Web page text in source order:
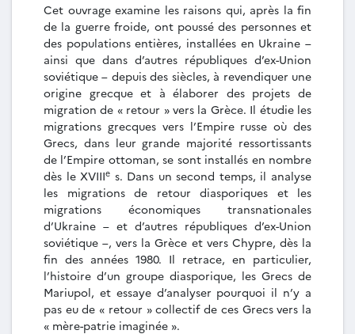
Cet ouvrage examine les raisons qui, après la fin
de la guerre froide, ont poussé des personnes et
des populations entières, installées en Ukraine –
ainsi que dans d’autres républiques d’ex-Union
soviétique – depuis des siècles, à revendiquer une
origine grecque et à élaborer des projets de
migration de « retour » vers la Grèce. Il étudie les
migrations grecques vers l’Empire russe où des
Grecs, dans leur grande majorité ressortissants
de l’Empire ottoman, se sont installés en nombre
dès le XVIIIe s. Dans un second temps, il analyse
les migrations de retour diasporiques et les
migrations économiques transnationales
d’Ukraine – et d’autres républiques d’ex-Union
soviétique –, vers la Grèce et vers Chypre, dès la
fin des années 1980. Il retrace, en particulier,
l’histoire d’un groupe diasporique, les Grecs de
Mariupol, et essaye d’analyser pourquoi il n’y a
pas eu de « retour » collectif de ces Grecs vers la
« mère-patrie imaginée ».